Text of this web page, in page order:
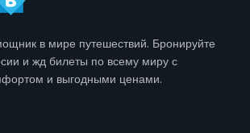
в мире путешествий. Бронируйте
и жд билеты по всему миру с
и выгодными ценами.